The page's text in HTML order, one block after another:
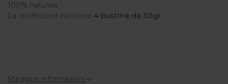
100% naturale
La confezione contiene 4 bustine da 30gr
Maggiori informazioni